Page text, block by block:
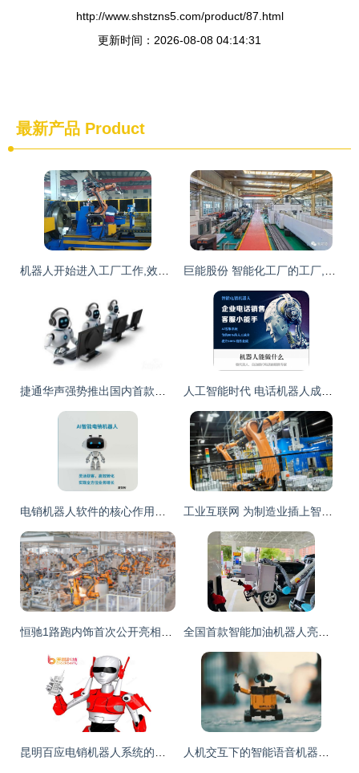
http://www.shstzns5.com/product/87.html
更新时间：2026-08-08 04:14:31
最新产品 Product
机器人开始进入工厂工作,效率比人高多了,未来会如何发展 巨能股份 智能化工厂的工厂,对机器人本体进行二次开发
捷通华声强势推出国内首款全智能客服机器人，开启智能销售新纪元 人工智能时代 电话机器人成为电销新宠，智能销售重塑行业格局
电销机器人软件的核心作用与智能销售新范式 工业互联网 为制造业插上智慧双翼
恒驰1路跑内饰首次公开亮相，恒大造车大提速，智能机器人助力销售新变革 全国首款智能加油机器人亮相河南，开启油站服务新纪元
昆明百应电销机器人系统的利与弊 智能销售的双刃剑 人机交互下的智能语音机器人系统,让你轻松get行业前景 智能机器人销售